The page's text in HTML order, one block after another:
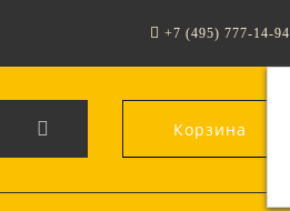
+7 (495) 777-14-94
Корзина